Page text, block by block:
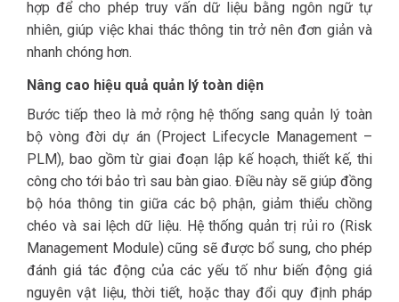
hợp để cho phép truy vấn dữ liệu bằng ngôn ngữ tự
nhiên, giúp việc khai thác thông tin trở nên đơn giản và
nhanh chóng hơn.
Nâng cao hiệu quả quản lý toàn diện
Bước tiếp theo là mở rộng hệ thống sang quản lý toàn
bộ vòng đời dự án (Project Lifecycle Management –
PLM), bao gồm từ giai đoạn lập kế hoạch, thiết kế, thi
công cho tới bảo trì sau bàn giao. Điều này sẽ giúp đồng
bộ hóa thông tin giữa các bộ phận, giảm thiểu chồng
chéo và sai lệch dữ liệu. Hệ thống quản trị rủi ro (Risk
Management Module) cũng sẽ được bổ sung, cho phép
đánh giá tác động của các yếu tố như biến động giá
nguyên vật liệu, thời tiết, hoặc thay đổi quy định pháp